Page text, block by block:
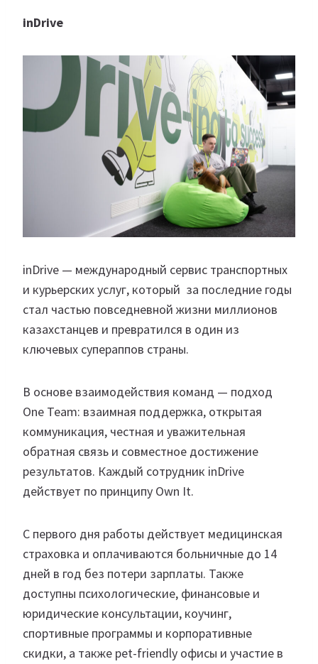
inDrive
inDrive — международный сервис транспортных
и курьерских услуг, который за последние годы
стал частью повседневной жизни миллионов
казахстанцев и превратился в один из
ключевых супераппов страны.
В основе взаимодействия команд — подход
One Team: взаимная поддержка, открытая
коммуникация, честная и уважительная
обратная связь и совместное достижение
результатов. Каждый сотрудник inDrive
действует по принципу Own It.
С первого дня работы действует медицинская
страховка и оплачиваются больничные до 14
дней в год без потери зарплаты. Также
доступны психологические, финансовые и
юридические консультации, коучинг,
спортивные программы и корпоративные
скидки, а также pet-friendly офисы и участие в